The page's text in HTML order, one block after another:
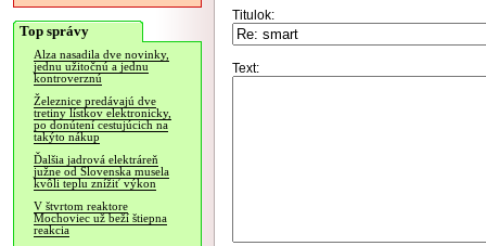
Top správy
Alza nasadila dve novinky,
jednu užitočnú a jednu
kontroverznú
Železnice predávajú dve
tretiny lístkov elektronicky,
po donútení cestujúcich na
takýto nákup
Ďalšia jadrová elektráreň
južne od Slovenska musela
kvôli teplu znížiť výkon
V štvrtom reaktore
Mochoviec už beží štiepna
reakcia
Titulok:
Text: